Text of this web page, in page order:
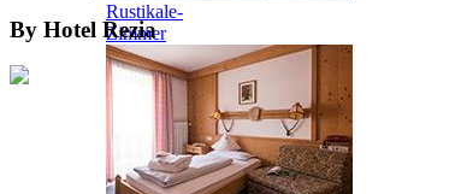
Rustikale-
Zimmer
By Hotel Rezia